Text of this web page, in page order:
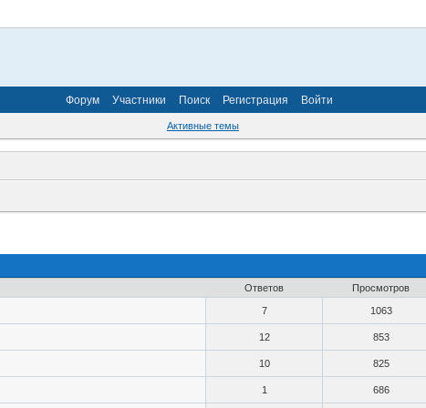
Форум Участники Поиск Регистрация Войти
Активные темы
Ответов Просмотров
7 1063
12 853
10 825
1 686